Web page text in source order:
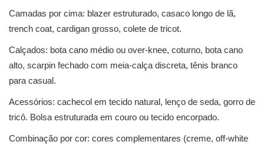
Camadas por cima: blazer estruturado, casaco longo de lã,
trench coat, cardigan grosso, colete de tricot.
Calçados: bota cano médio ou over-knee, coturno, bota cano
alto, scarpin fechado com meia-calça discreta, tênis branco
para casual.
Acessórios: cachecol em tecido natural, lenço de seda, gorro de
tricô. Bolsa estruturada em couro ou tecido encorpado.
Combinação por cor: cores complementares (creme, off-white